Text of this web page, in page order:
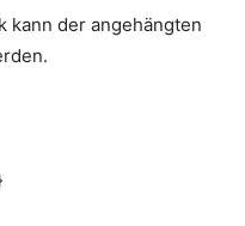
kann der angehängten